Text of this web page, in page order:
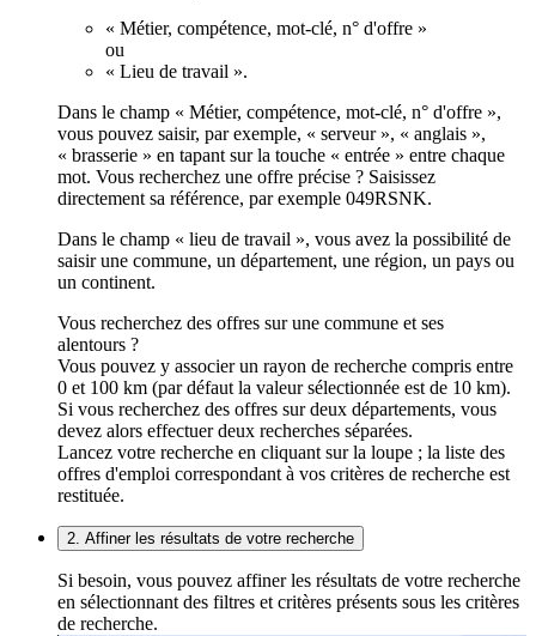
« Métier, compétence, mot-clé, n° d'offre »
ou
« Lieu de travail ».
Dans le champ « Métier, compétence, mot-clé, n° d'offre »,
vous pouvez saisir, par exemple, « serveur », « anglais »,
« brasserie » en tapant sur la touche « entrée » entre chaque
mot. Vous recherchez une offre précise ? Saisissez
directement sa référence, par exemple 049RSNK.
Dans le champ « lieu de travail », vous avez la possibilité de
saisir une commune, un département, une région, un pays ou
un continent.
Vous recherchez des offres sur une commune et ses
alentours ?
Vous pouvez y associer un rayon de recherche compris entre
0 et 100 km (par défaut la valeur sélectionnée est de 10 km).
Si vous recherchez des offres sur deux départements, vous
devez alors effectuer deux recherches séparées.
Lancez votre recherche en cliquant sur la loupe ; la liste des
offres d'emploi correspondant à vos critères de recherche est
restituée.
2. Affiner les résultats de votre recherche
Si besoin, vous pouvez affiner les résultats de votre recherche
en sélectionnant des filtres et critères présents sous les critères
de recherche.